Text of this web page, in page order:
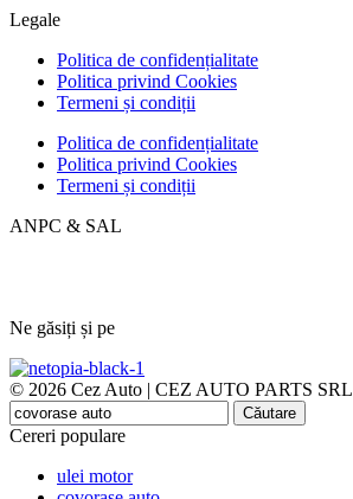
Legale
Politica de confidențialitate
Politica privind Cookies
Termeni și condiții
Politica de confidențialitate
Politica privind Cookies
Termeni și condiții
ANPC & SAL
Ne găsiți și pe
© 2026 Cez Auto | CEZ AUTO PARTS SRL
Căutare
Cereri populare
ulei motor